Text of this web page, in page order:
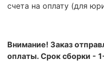
счета на оплату (для
Внимание! Заказ
оплаты. Срок сборки -